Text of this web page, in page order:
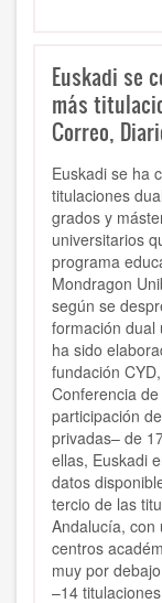
Euskadi se
más
Correo,
Euskadi se ha
titulaciones
grados y
universitarios
programa
Mondragon
según se
formación dual
ha sido
fundación
Conferencia
participación
privadas– de
ellas, Euskadi
datos
tercio de las
Andalucía, con
centros
muy por
–14